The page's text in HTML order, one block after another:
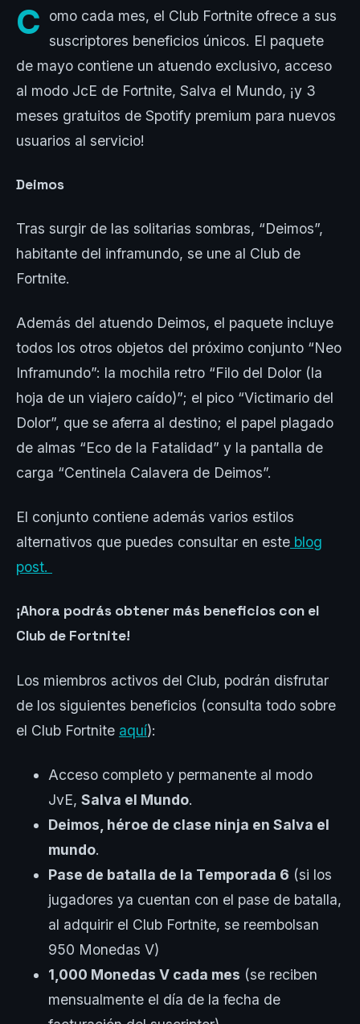
C
omo cada mes, el Club Fortnite ofrece a sus
suscriptores beneficios únicos. El paquete
de mayo contiene un atuendo exclusivo, acceso
al modo JcE de Fortnite, Salva el Mundo, ¡y 3
meses gratuitos de Spotify premium para nuevos
usuarios al servicio!
Deimos
Tras surgir de las solitarias sombras, “Deimos”,
habitante del inframundo, se une al Club de
Fortnite.
Además del atuendo Deimos, el paquete incluye
todos los otros objetos del próximo conjunto “Neo
Inframundo”: la mochila retro “Filo del Dolor (la
hoja de un viajero caído)”; el pico “Victimario del
Dolor”, que se aferra al destino; el papel plagado
de almas “Eco de la Fatalidad” y la pantalla de
carga “Centinela Calavera de Deimos”.
El conjunto contiene además varios estilos
alternativos que puedes consultar en este blog
post.
¡Ahora podrás obtener más beneficios con el
Club de Fortnite!
Los miembros activos del Club, podrán disfrutar
de los siguientes beneficios (consulta todo sobre
el Club Fortnite aquí):
Acceso completo y permanente al modo
JvE, Salva el Mundo.
Deimos, héroe de clase ninja en Salva el
mundo.
Pase de batalla de la Temporada 6 (si los
jugadores ya cuentan con el pase de batalla,
al adquirir el Club Fortnite, se reembolsan
950 Monedas V)
1,000 Monedas V cada mes (se reciben
mensualmente el día de la fecha de